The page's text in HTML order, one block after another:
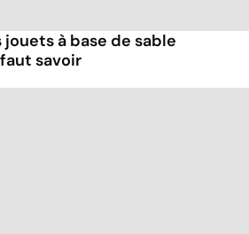
à base de sable
savoir